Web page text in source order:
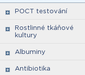
POCT testování
Rostlinné tkáňové
kultury
Albuminy
Antibiotika